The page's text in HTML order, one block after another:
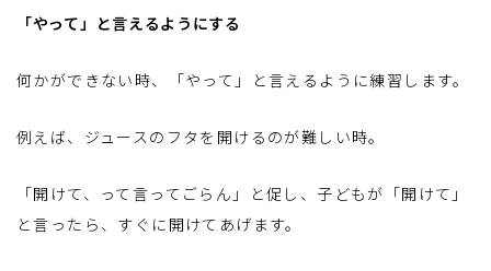
「やって」と言えるようにする
何かができない時、「やって」と言えるように練習します。
例えば、ジュースのフタを開けるのが難しい時。
「開けて、って言ってごらん」と促し、子どもが「開けて」
と言ったら、すぐに開けてあげます。